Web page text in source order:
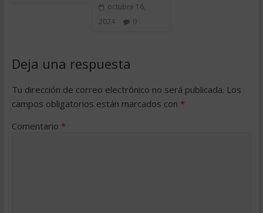
octubre 16,
2024
0
Deja una respuesta
Tu dirección de correo electrónico no será publicada. Los
campos obligatorios están marcados con *
Comentario *